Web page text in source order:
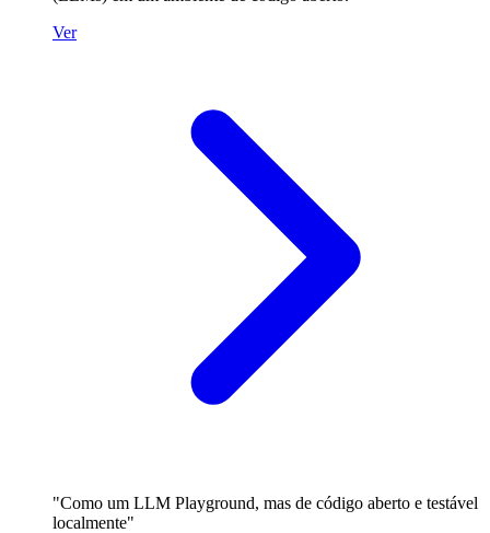
Ver
"Como um LLM Playground, mas de código aberto e testável
localmente"